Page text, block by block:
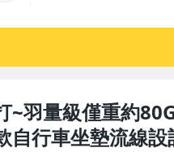
~羽量級僅重約
自行車坐墊流線